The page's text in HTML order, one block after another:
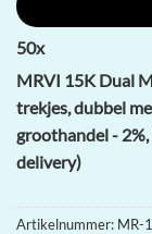
50x
MRVI 15K Dual
trekjes, dubbel
groothandel -
delivery)
Artikelnummer: MR-